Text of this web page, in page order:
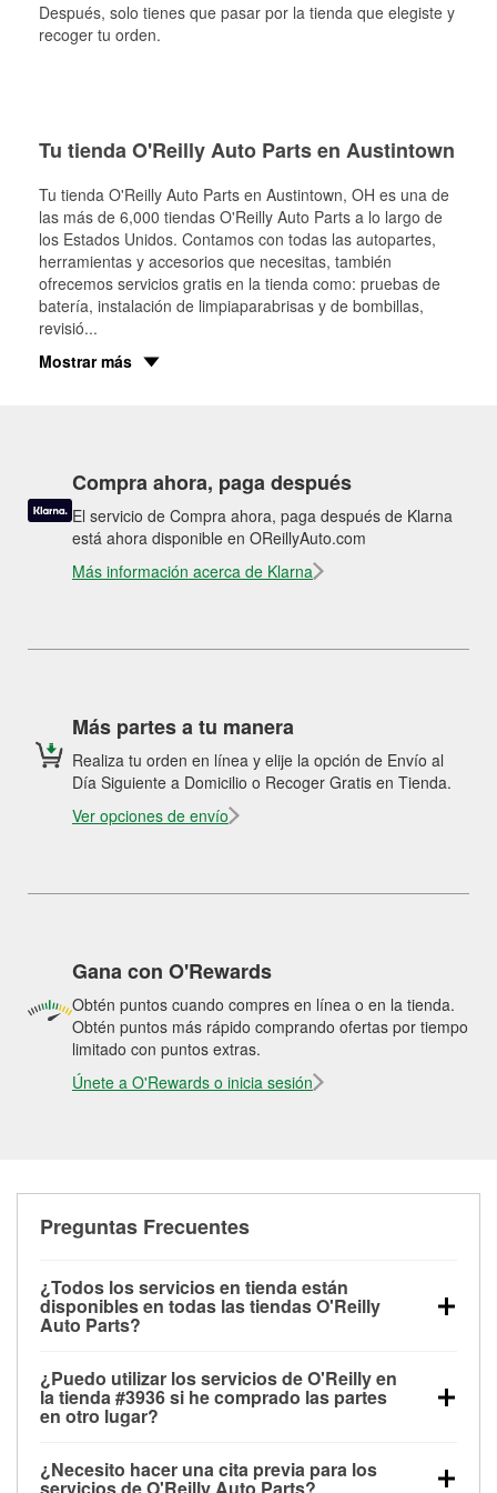
Después, solo tienes que pasar por la tienda que elegiste y
recoger tu orden.
Tu tienda O'Reilly Auto Parts en Austintown
Tu tienda O'Reilly Auto Parts en Austintown, OH es una de
las más de 6,000 tiendas O'Reilly Auto Parts a lo largo de
los Estados Unidos. Contamos con todas las autopartes,
herramientas y accesorios que necesitas, también
ofrecemos servicios gratis en la tienda como: pruebas de
batería, instalación de limpiaparabrisas y de bombillas,
revisió...
Mostrar más
Compra ahora, paga después
El servicio de Compra ahora, paga después de Klarna
está ahora disponible en OReillyAuto.com
Más información acerca de Klarna
Más partes a tu manera
Realiza tu orden en línea y elije la opción de Envío al
Día Siguiente a Domicilio o Recoger Gratis en Tienda.
Ver opciones de envío
Gana con O'Rewards
Obtén puntos cuando compres en línea o en la tienda.
Obtén puntos más rápido comprando ofertas por tiempo
limitado con puntos extras.
Únete a O'Rewards o inicia sesión
Preguntas Frecuentes
¿Todos los servicios en tienda están
disponibles en todas las tiendas O'Reilly
Auto Parts?
las pruebas de batería, pruebas de alternador y
motor de arranque, revisión de la luz “Check Engine”
con O'Reilly VeriScan® e instalación de
limpiaparabrisas o bombillas, están disponibles en
todas las tiendas O'Reilly Auto Parts. La tienda
¿Puedo utilizar los servicios de O'Reilly en
la tienda #3936 si he comprado las partes
en otro lugar?
de O'Reilly Auto Parts que estén disponibles en la
¿Necesito hacer una cita previa para los